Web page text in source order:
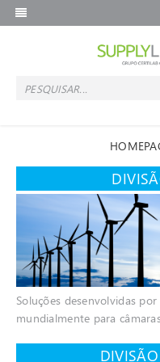
Soluções desenvolvidas
mundialmente para
desenvolvimento de